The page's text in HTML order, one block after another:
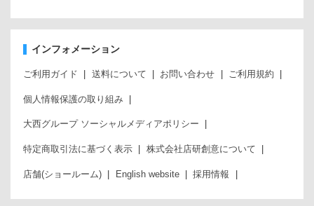
インフォメーション
ご利用ガイド 送料について お問い合わせ ご利用規約
個人情報保護の取り組み
大西グループ ソーシャルメディアポリシー
特定商取引法に基づく表示 株式会社店研創意について
店舗(ショールーム) English website 採用情報